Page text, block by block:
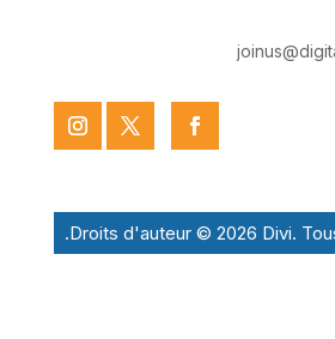
Droits d'auteur © 2026 Divi.